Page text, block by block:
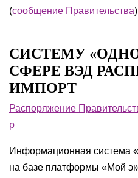
(сообщение Правительства
СИСТЕМУ
СФЕРЕ ВЭД
ИМПОРТ
Распоряжение
р
Информационная система
на базе платформы «Мой